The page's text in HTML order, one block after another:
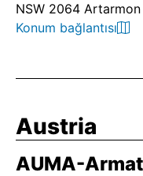
NSW 2064
Konum bağlantısı
Austria
AUMA-